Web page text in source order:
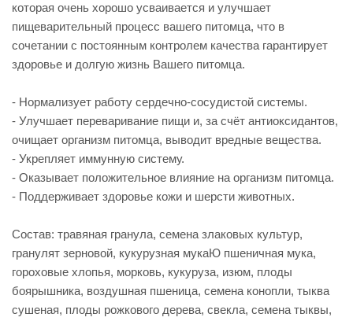
которая очень хорошо усваивается и улучшает
пищеварительный процесс вашего питомца, что в
сочетании с постоянным контролем качества гарантирует
здоровье и долгую жизнь Вашего питомца.
- Нормализует работу сердечно-сосудистой системы.
- Улучшает переваривание пищи и, за счёт антиоксидантов,
очищает организм питомца, выводит вредные вещества.
- Укрепляет иммунную систему.
- Оказывает положительное влияние на организм питомца.
- Поддерживает здоровье кожи и шерсти животных.
Состав: травяная гранула, семена злаковых культур,
гранулят зерновой, кукурузная мукаЮ пшеничная мука,
гороховые хлопья, морковь, кукуруза, изюм, плоды
боярышника, воздушная пшеница, семена конопли, тыква
сушеная, плоды рожкового дерева, свекла, семена тыквы,